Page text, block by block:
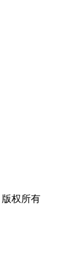
版权所有